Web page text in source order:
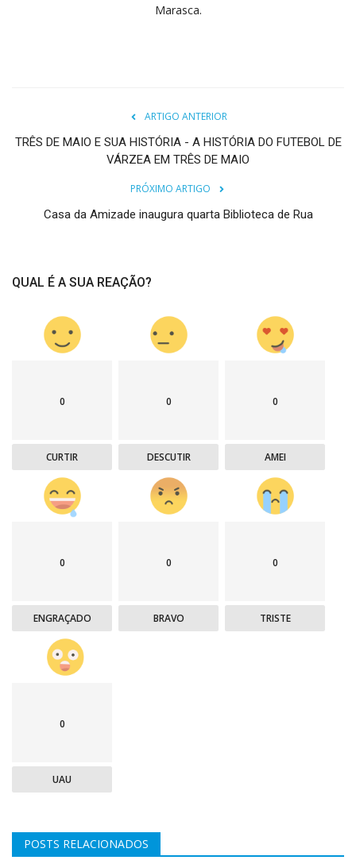
Marasca.
ARTIGO ANTERIOR
TRÊS DE MAIO E SUA HISTÓRIA - A HISTÓRIA DO FUTEBOL DE
VÁRZEA EM TRÊS DE MAIO
PRÓXIMO ARTIGO
Casa da Amizade inaugura quarta Biblioteca de Rua
QUAL É A SUA REAÇÃO?
0
CURTIR
0
DESCUTIR
0
AMEI
0
ENGRAÇADO
0
BRAVO
0
TRISTE
0
UAU
POSTS RELACIONADOS